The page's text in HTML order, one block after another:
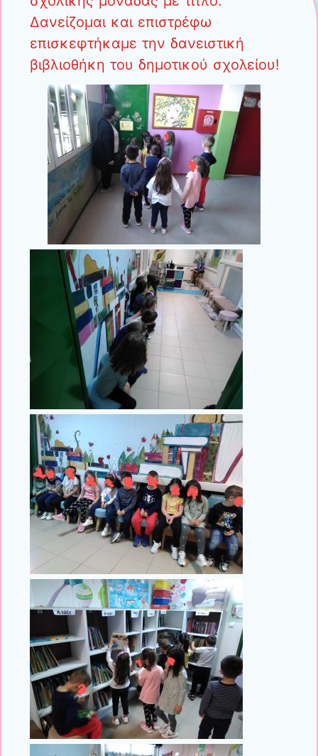
Δανείζομαι και επιστρέφω
επισκεφτήκαμε την δανειστική
βιβλιοθήκη του δημοτικού σχολείου!